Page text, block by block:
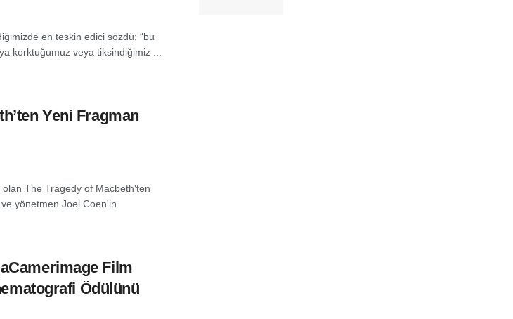
en teskin edici sözdü; “bu
korktuğumuz veya tiksindiğimiz ...
Yeni Fragman
olan The Tragedy of Macbeth'ten
yönetmen Joel Coen'in
Film
Ödülünü